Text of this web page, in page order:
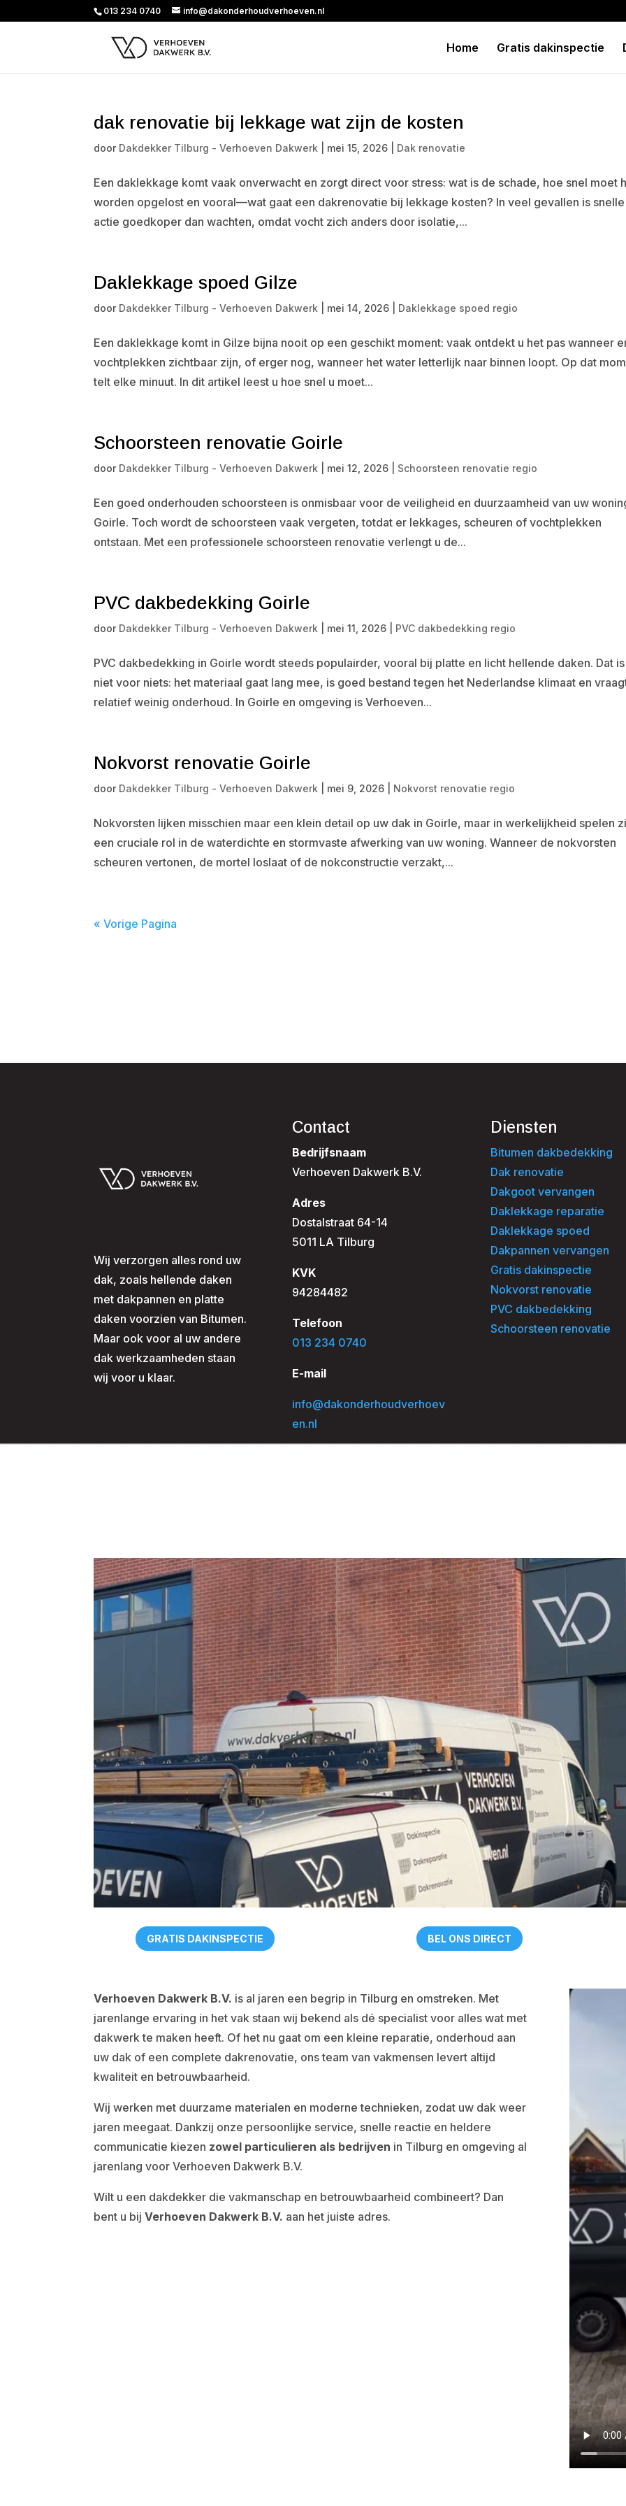
013 234 0740 info@dakonderhoudverhoeven.nl
Home Gratis dakinspectie
dak renovatie bij lekkage wat zijn de kosten
door Dakdekker Tilburg - Verhoeven Dakwerk mei 15, 2026 Dak renovatie
Een daklekkage komt vaak onverwacht en zorgt direct voor stress: wat is de schade, hoe snel moet
worden opgelost en vooral—wat gaat een dakrenovatie bij lekkage kosten? In veel gevallen is snelle
actie goedkoper dan wachten, omdat vocht zich anders door isolatie,...
Daklekkage spoed Gilze
door Dakdekker Tilburg - Verhoeven Dakwerk mei 14, 2026 Daklekkage spoed regio
Een daklekkage komt in Gilze bijna nooit op een geschikt moment: vaak ontdekt u het pas wanneer
vochtplekken zichtbaar zijn, of erger nog, wanneer het water letterlijk naar binnen loopt. Op dat
telt elke minuut. In dit artikel leest u hoe snel u moet...
Schoorsteen renovatie Goirle
door Dakdekker Tilburg - Verhoeven Dakwerk mei 12, 2026 Schoorsteen renovatie regio
Een goed onderhouden schoorsteen is onmisbaar voor de veiligheid en duurzaamheid van uw
Goirle. Toch wordt de schoorsteen vaak vergeten, totdat er lekkages, scheuren of vochtplekken
ontstaan. Met een professionele schoorsteen renovatie verlengt u de...
PVC dakbedekking Goirle
door Dakdekker Tilburg - Verhoeven Dakwerk mei 11, 2026 PVC dakbedekking regio
PVC dakbedekking in Goirle wordt steeds populairder, vooral bij platte en licht hellende daken. Dat is
niet voor niets: het materiaal gaat lang mee, is goed bestand tegen het Nederlandse klimaat en
relatief weinig onderhoud. In Goirle en omgeving is Verhoeven...
Nokvorst renovatie Goirle
door Dakdekker Tilburg - Verhoeven Dakwerk mei 9, 2026 Nokvorst renovatie regio
Nokvorsten lijken misschien maar een klein detail op uw dak in Goirle, maar in werkelijkheid spelen
een cruciale rol in de waterdichte en stormvaste afwerking van uw woning. Wanneer de nokvorsten
scheuren vertonen, de mortel loslaat of de nokconstructie verzakt,...
« Vorige Pagina
Wij verzorgen alles rond uw
dak, zoals hellende daken
met dakpannen en platte
daken voorzien van Bitumen.
Maar ook voor al uw andere
dak werkzaamheden staan
wij voor u klaar.
Contact
Bedrijfsnaam
Verhoeven Dakwerk B.V.
Adres
Dostalstraat 64-14
5011 LA Tilburg
KVK
94284482
Telefoon
013 234 0740
E-mail
info@dakonderhoudverhoev
en.nl
Diensten
Bitumen dakbedekking
Dak renovatie
Dakgoot vervangen
Daklekkage reparatie
Daklekkage spoed
Dakpannen vervangen
Gratis dakinspectie
Nokvorst renovatie
PVC dakbedekking
Schoorsteen renovatie
GRATIS DAKINSPECTIE BEL ONS DIRECT
Verhoeven Dakwerk B.V. is al jaren een begrip in Tilburg en omstreken. Met
jarenlange ervaring in het vak staan wij bekend als dé specialist voor alles wat met
dakwerk te maken heeft. Of het nu gaat om een kleine reparatie, onderhoud aan
uw dak of een complete dakrenovatie, ons team van vakmensen levert altijd
kwaliteit en betrouwbaarheid.
Wij werken met duurzame materialen en moderne technieken, zodat uw dak weer
jaren meegaat. Dankzij onze persoonlijke service, snelle reactie en heldere
communicatie kiezen zowel particulieren als bedrijven in Tilburg en omgeving al
jarenlang voor Verhoeven Dakwerk B.V.
Wilt u een dakdekker die vakmanschap en betrouwbaarheid combineert? Dan
bent u bijVerhoeven Dakwerk B.V. aan het juiste adres.